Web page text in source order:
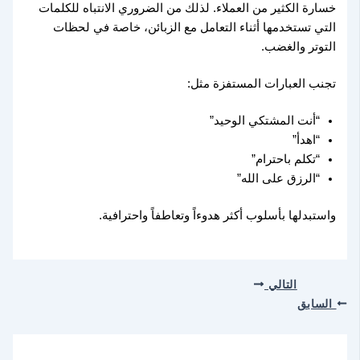
خسارة الكثير من العملاء. لذلك من الضروري الانتباه للكلمات
التي تستخدمها أثناء التعامل مع الزبائن، خاصة في لحظات
التوتر والغضب.
تجنب العبارات المستفزة مثل:
“أنت المشتكي الوحيد”
“اهدأ”
“تكلم باحترام”
“الرزق على الله”
واستبدلها بأسلوب أكثر هدوءاً وتعاطفاً واحترافية.
السابق
التالي